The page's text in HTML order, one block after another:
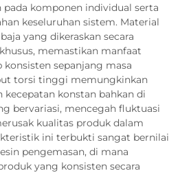
komponen individual serta
keseluruhan sistem. Material
yang dikeraskan secara
memastikan manfaat
sepanjang masa
torsi tinggi memungkinkan
konstan bahkan di
bervariasi, mencegah fluktuasi
kualitas produk dalam
ini terbukti sangat bernilai
pengemasan, di mana
yang konsisten secara